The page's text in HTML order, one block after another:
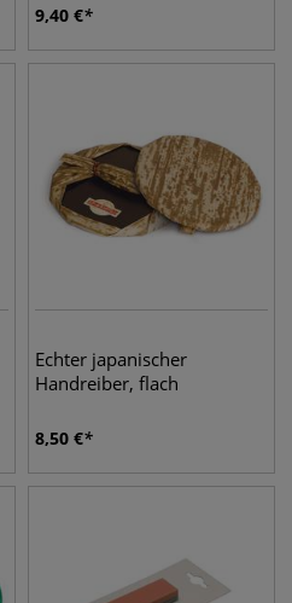
9,40 €
Echter japanischer
Handreiber, flach
8,50 €